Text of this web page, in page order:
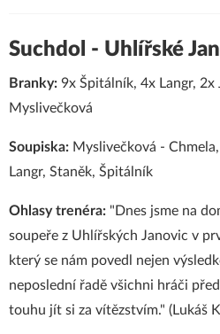
Suchdol - Uhlířské
Branky: 9x Špitálník, 4x Langr,
Myslivečková
Soupiska: Myslivečková -
Langr, Staněk, Špitálník
Ohlasy trenéra: "Dnes jsme na
soupeře z Uhlířských Janovic v
který se nám povedl nejen
neposlední řadě všichni hráči
touhu jít si za vítězstvím." (Lukáš